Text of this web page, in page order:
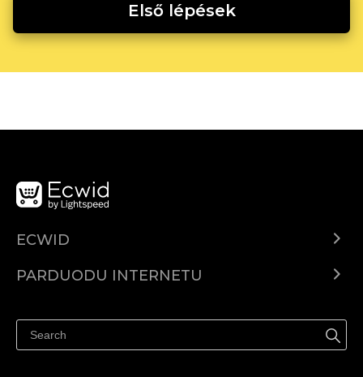
Első lépések
ECWID
Kainodara
PARDUODU INTERNETU
Parduodu Facebook
Parduodu Instagram